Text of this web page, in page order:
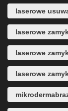
laserowe
laserowe
laserowe
laserowe